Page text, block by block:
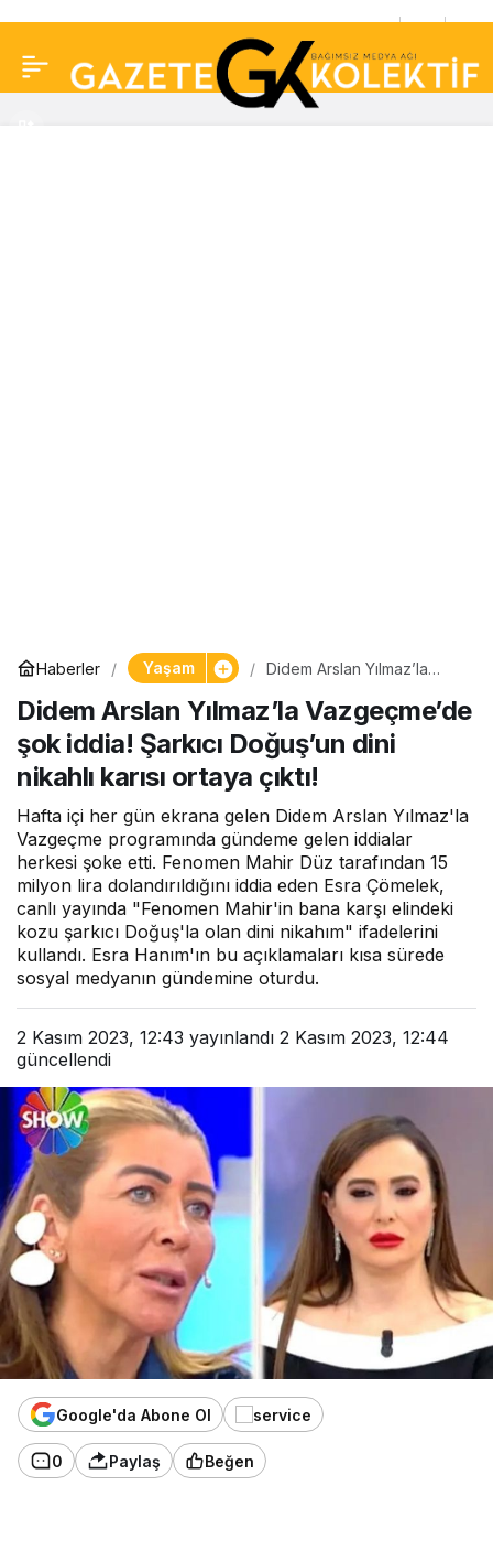
Haberler Yaşam
Didem Arslan Yılmaz’la
Şarkıcı Doğuş’un dini
nikahlı karısı ortaya çıktı!
Didem Arslan Yılmaz’la Vazgeçme’de
şok iddia! Şarkıcı Doğuş’un dini
nikahlı karısı ortaya çıktı!
Hafta içi her gün ekrana gelen Didem Arslan Yılmaz'la
Vazgeçme programında gündeme gelen iddialar
herkesi şoke etti. Fenomen Mahir Düz tarafından 15
milyon lira dolandırıldığını iddia eden Esra Çömelek,
canlı yayında "Fenomen Mahir'in bana karşı elindeki
kozu şarkıcı Doğuş'la olan dini nikahım" ifadelerini
kullandı. Esra Hanım'ın bu açıklamaları kısa sürede
sosyal medyanın gündemine oturdu.
2 Kasım 2023, 12:43 yayınlandı 2 Kasım 2023, 12:44
güncellendi
Google'da Abone Ol
0 Paylaş Beğen
Vazgeçme’de şok iddia!